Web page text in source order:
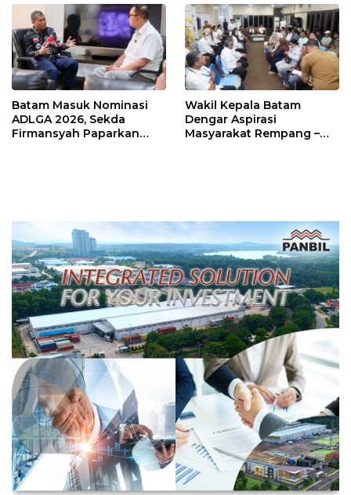
Batam Masuk Nominasi
ADLGA 2026, Sekda
Firmansyah Paparkan
Wakil Kepala Batam
Dengar Aspirasi
Masyarakat Rempang –